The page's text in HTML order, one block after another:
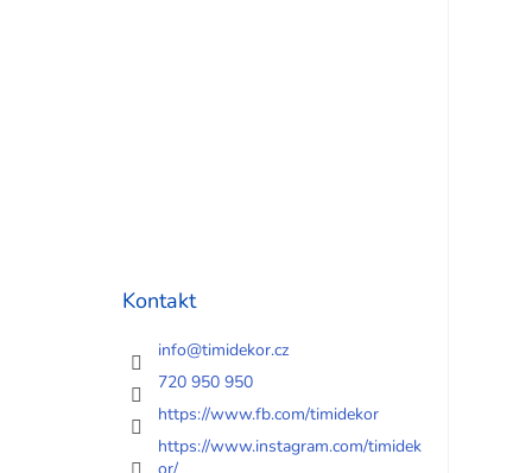
Kontakt
info@timidekor.cz
720 950 950
https://www.fb.com/timidekor
https://www.instagram.com/timidek